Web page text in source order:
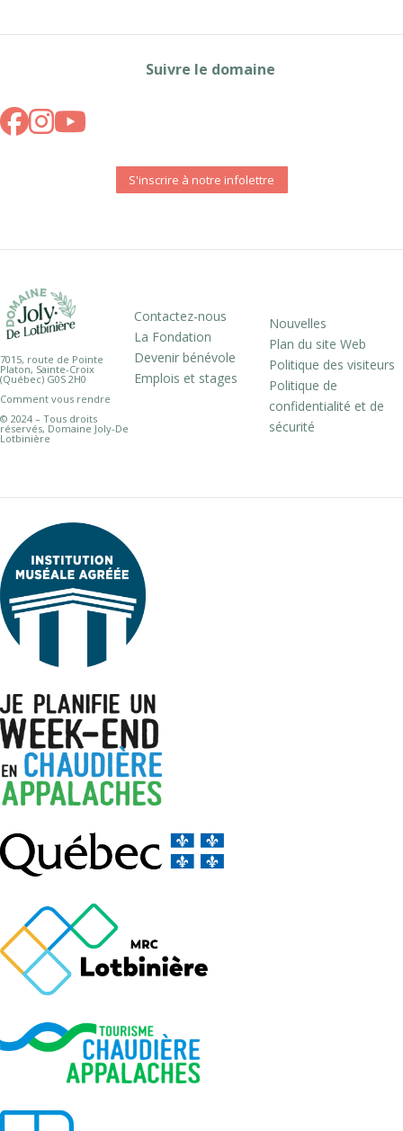
Suivre le domaine
S'inscrire à notre infolettre
7015, route de Pointe
Platon, Sainte-Croix
(Québec) G0S 2H0
Comment vous rendre
© 2024 – Tous droits
réservés, Domaine Joly-De
Lotbinière
Contactez-nous
La Fondation
Devenir bénévole
Emplois et stages
Nouvelles
Plan du site Web
Politique des visiteurs
Politique de
confidentialité et de
sécurité